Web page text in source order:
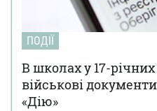
ПОДІЇ
В школах у 17-
військові
«Дію»